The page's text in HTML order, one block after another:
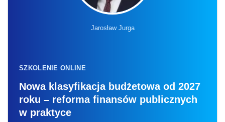
Jarosław Jurga
SZKOLENIE ONLINE
Nowa klasyfikacja budżetowa od 2027
roku – reforma finansów publicznych
w praktyce